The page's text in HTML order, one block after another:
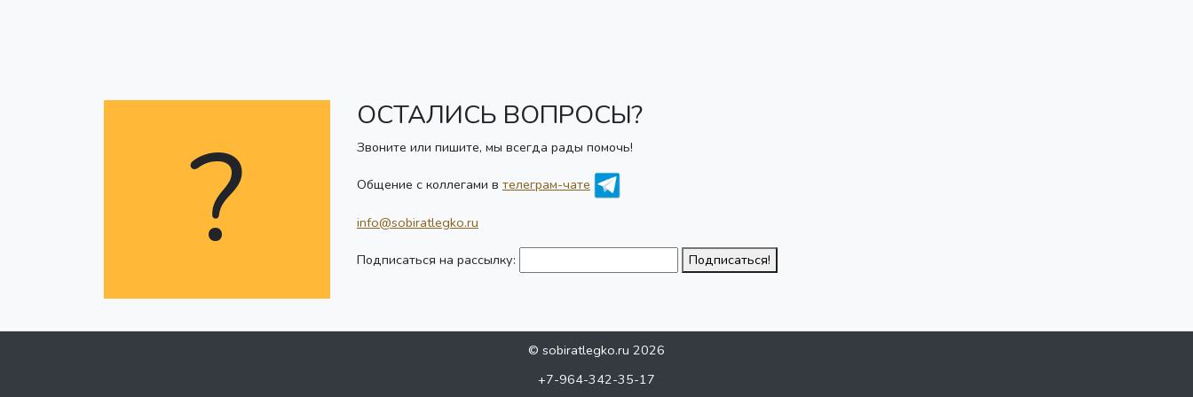
? ОСТАЛИСЬ ВОПРОСЫ?
Звоните или пишите, мы всегда рады помочь!
Общение с коллегами в телеграм-чате
info@sobiratlegko.ru
Подписаться на рассылку: Подписаться!
© sobiratlegko.ru 2026
+7-964-342-35-17